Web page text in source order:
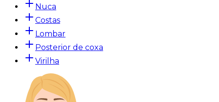
Nuca
Costas
Lombar
Posterior de coxa
Virilha